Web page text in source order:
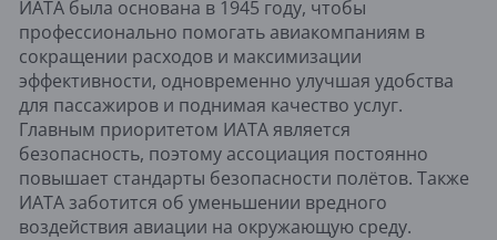
ИАТА была основана в 1945 году, чтобы
профессионально помогать авиакомпаниям в
сокращении расходов и максимизации
эффективности, одновременно улучшая удобства
для пассажиров и поднимая качество услуг.
Главным приоритетом ИАТА является
безопасность, поэтому ассоциация постоянно
повышает стандарты безопасности полётов. Также
ИАТА заботится об уменьшении вредного
воздействия авиации на окружающую среду.